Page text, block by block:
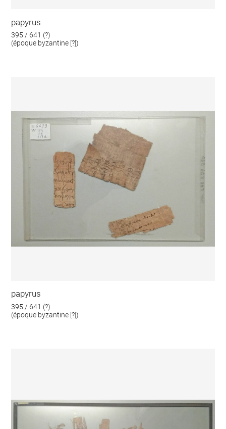
papyrus
395 / 641 (?)
(époque byzantine [?])
papyrus
395 / 641 (?)
(époque byzantine [?])